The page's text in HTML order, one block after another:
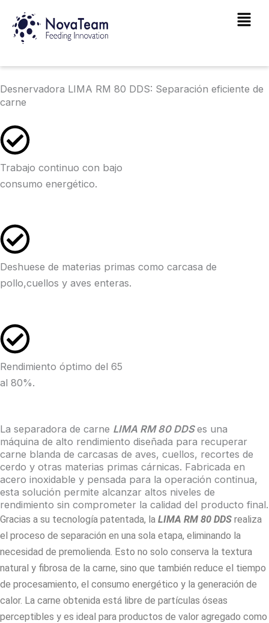
contenido
Main
Desnervadora LIMA RM 80 DDS: Separación eficiente de
carne
Trabajo continuo con bajo
consumo energético.
Deshuese de materias primas como carcasa de
pollo,cuellos y aves enteras.
Rendimiento óptimo del 65
al 80%.
La separadora de carne LIMA RM 80 DDS es una
máquina de alto rendimiento diseñada para recuperar
carne blanda de carcasas de aves, cuellos, recortes de
cerdo y otras materias primas cárnicas. Fabricada en
acero inoxidable y pensada para la operación continua,
esta solución permite alcanzar altos niveles de
rendimiento sin comprometer la calidad del producto final.
Gracias a su tecnología patentada, la LIMA RM 80 DDS realiza
el proceso de separación en una sola etapa, eliminando la
necesidad de premolienda. Esto no solo conserva la textura
natural y fibrosa de la carne, sino que también reduce el tiempo
de procesamiento, el consumo energético y la generación de
calor. La carne obtenida está libre de partículas óseas
perceptibles y es ideal para productos de valor agregado como